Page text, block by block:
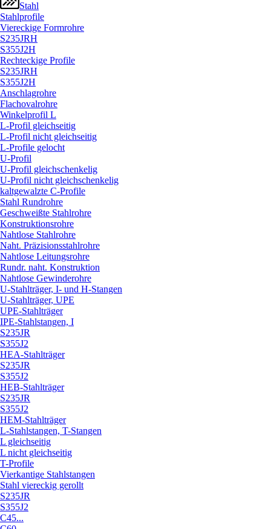
Stahl
Stahlprofile
Viereckige Formrohre
S235JRH
S355J2H
Rechteckige Profile
S235JRH
S355J2H
Anschlagrohre
Flachovalrohre
Winkelprofil L
L-Profil gleichseitig
L-Profil nicht gleichseitig
L-Profile gelocht
U-Profil
U-Profil gleichschenkelig
U-Profil nicht gleichschenkelig
kaltgewalzte C-Profile
Stahl Rundrohre
Geschweißte Stahlrohre
Konstruktionsrohre
Nahtlose Stahlrohre
Naht. Präzisionsstahlrohre
Nahtlose Leitungsrohre
Rundr. naht. Konstruktion
Nahtlose Gewinderohre
U-Stahlträger, I- und H-Stangen
U-Stahlträger, UPE
UPE-Stahlträger
IPE-Stahlstangen, I
S235JR
S355J2
HEA-Stahlträger
S235JR
S355J2
HEB-Stahlträger
S235JR
S355J2
HEM-Stahlträger
L-Stahlstangen, T-Stangen
L gleichseitig
L nicht gleichseitig
T-Profile
Vierkantige Stahlstangen
Stahl viereckig gerollt
S235JR
S355J2
C45...